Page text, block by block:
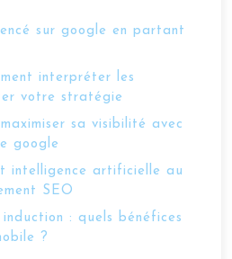
sur google en partant
interpréter les
votre stratégie
sa visibilité avec
google
intelligence artificielle au
SEO
: quels bénéfices
?